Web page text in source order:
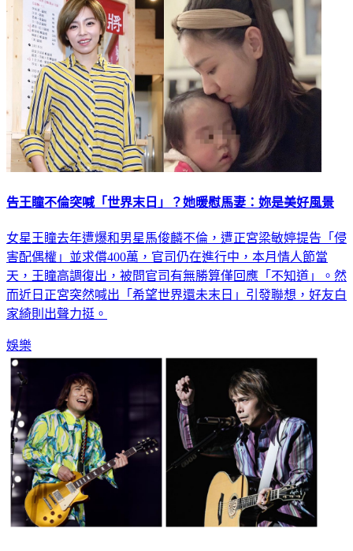
告王瞳不倫突喊「世界末日」？她暖慰馬妻：妳是美好風景
女星王瞳去年遭爆和男星馬俊麟不倫，遭正宮梁敏婷提告「侵
害配偶權」並求償400萬，官司仍在進行中，本月情人節當
天，王瞳高調復出，被問官司有無勝算僅回應「不知道」。然
而近日正宮突然喊出「希望世界還未末日」引發聯想，好友白
家綺則出聲力挺。
娛樂